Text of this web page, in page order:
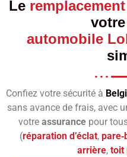
Le remplacement
votre
automobile
Confiez votre sécurité à
sans avance de frais, avec
votre assurancepour
(réparation d’éclat,
arrière, toit